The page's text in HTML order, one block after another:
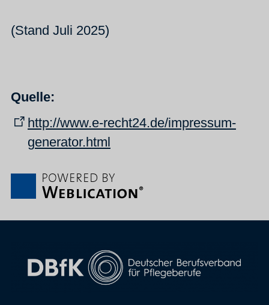
(Stand Juli 2025)
Quelle:
http://www.e-recht24.de/impressum-
generator.html